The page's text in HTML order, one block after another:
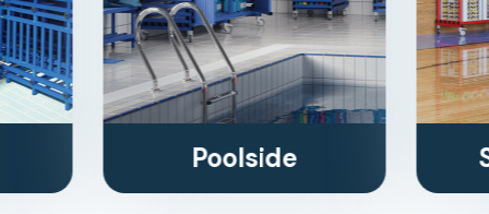
Poolside